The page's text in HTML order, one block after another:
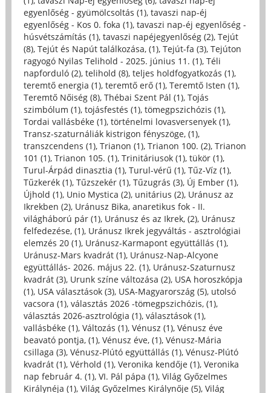
egyenlőség - gyümölcsoltás (1), tavaszi nap-éj
egyenlőség - Kos 0. foka (1), tavaszi nap-éj egyenlőség -
húsvétszámítás (1), tavaszi napéjegyenlőség (2), Tejút
(8), Tejút és Napút találkozása, (1), Tejút-fa (3), Tejúton
ragyogó Nyilas Telihold - 2025. június 11. (1), Téli
napforduló (2), telihold (8), teljes holdfogyatkozás (1),
teremtő energia (1), teremtő erő (1), Teremtő Isten (1),
Teremtő Nőiség (8), Thébai Szent Pál (1), Tojás
szimbólum (1), tojásfestés (1), tömegpszichózis (1),
Tordai vallásbéke (1), történelmi lovasversenyek (1),
Transz-szaturnáliák kistrigon fényszöge, (1),
transzcendens (1), Trianon (1), Trianon 100. (2), Trianon
101 (1), Trianon 105. (1), Trinitáriusok (1), tükör (1),
Turul-Árpád dinasztia (1), Turul-vérű (1), Tűz-Víz (1),
Tűzkerék (1), Tűzszekér (1), Tűzugrás (3), Új Ember (1),
Újhold (1), Unio Mystica (2), unitárius (2), Uránusz az
Ikrekben (2), Uránusz Bika, anaretikus fok - II.
világháború pár (1), Uránusz és az Ikrek, (2), Uránusz
felfedezése, (1), Uránusz Ikrek jegyváltás - asztrológiai
elemzés 20 (1), Uránusz-Karmapont együttállás (1),
Uránusz-Mars kvadrát (1), Uránusz-Nap-Alcyone
együttállás- 2026. május 22. (1), Uránusz-Szaturnusz
kvadrát (3), Urunk színe változása (2), USA horoszkópja
(1), USA választások (3), USA-Magyarország (5), utolsó
vacsora (1), választás 2026 -tömegpszichózis, (1),
választás 2026-asztrológia (1), választások (1),
vallásbéke (1), Változás (1), Vénusz (1), Vénusz éve
beavató pontja, (1), Vénusz éve, (1), Vénusz-Mária
csillaga (3), Vénusz-Plútó együttállás (1), Vénusz-Plútó
kvadrát (1), Vérhold (1), Veronika kendője (1), Veronika
nap február 4. (1), VI. Pál pápa (1), Világ Győzelmes
Királynéja (1), Világ Győzelmes Királynője (5), Világ